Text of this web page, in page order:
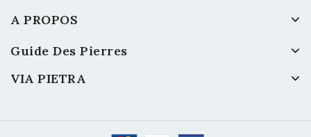
A PROPOS
Guide Des Pierres
VIA PIETRA